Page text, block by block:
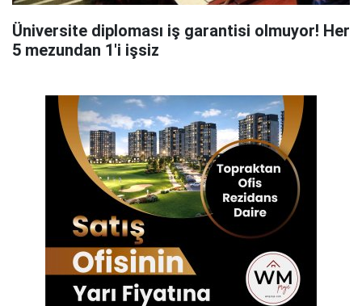
Üniversite diploması iş garantisi olmuyor! Her
5 mezundan 1'i işsiz